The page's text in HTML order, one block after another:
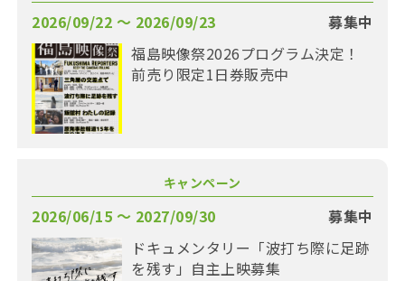
2026/09/22 〜 2026/09/23
募集中
福島映像祭2026プログラム決定！
前売り限定1日券販売中
キャンペーン
2026/06/15 〜 2027/09/30
募集中
ドキュメンタリー「波打ち際に足跡
を残す」自主上映募集